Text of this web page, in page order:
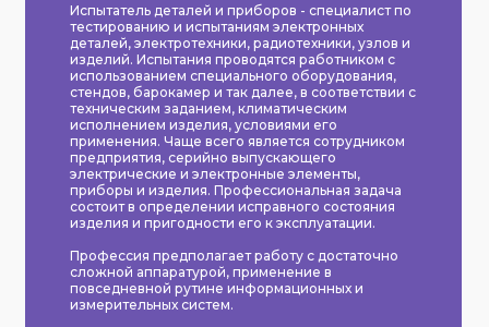
Испытатель деталей и приборов - специалист по
тестированию и испытаниям электронных
деталей, электротехники, радиотехники, узлов и
изделий. Испытания проводятся работником с
использованием специального оборудования,
стендов, барокамер и так далее, в соответствии с
техническим заданием, климатическим
исполнением изделия, условиями его
применения. Чаще всего является сотрудником
предприятия, серийно выпускающего
электрические и электронные элементы,
приборы и изделия. Профессиональная задача
состоит в определении исправного состояния
изделия и пригодности его к эксплуатации.
Профессия предполагает работу с достаточно
сложной аппаратурой, применение в
повседневной рутине информационных и
измерительных систем.